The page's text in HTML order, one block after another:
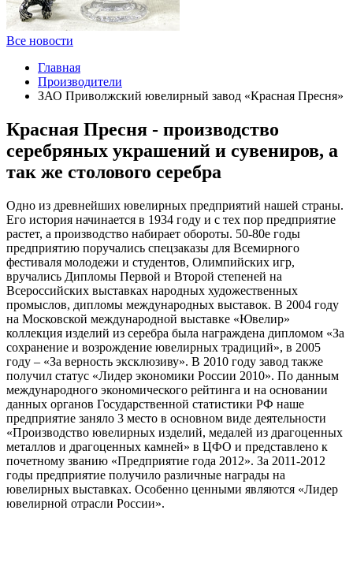
Все новости
Главная
Производители
ЗАО Приволжский ювелирный завод «Красная Пресня»
Красная Пресня - производство
серебряных украшений и сувениров, а
так же столового серебра
Одно из древнейших ювелирных предприятий нашей страны.
Его история начинается в 1934 году и с тех пор предприятие
растет, а производство набирает обороты. 50-80е годы
предприятию поручались спецзаказы для Всемирного
фестиваля молодежи и студентов, Олимпийских игр,
вручались Дипломы Первой и Второй степеней на
Всероссийских выставках народных художественных
промыслов, дипломы международных выставок. В 2004 году
на Московской международной выставке «Ювелир»
коллекция изделий из серебра была награждена дипломом «За
сохранение и возрождение ювелирных традиций», в 2005
году – «За верность эксклюзиву». В 2010 году завод также
получил статус «Лидер экономики России 2010». По данным
международного экономического рейтинга и на основании
данных органов Государственной статистики РФ наше
предприятие заняло 3 место в основном виде деятельности
«Производство ювелирных изделий, медалей из драгоценных
металлов и драгоценных камней» в ЦФО и представлено к
почетному званию «Предприятие года 2012». За 2011-2012
годы предприятие получило различные награды на
ювелирных выставках. Особенно ценными являются «Лидер
ювелирной отрасли России».